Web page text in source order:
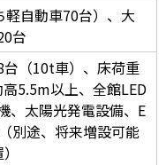
自動車70台）、大
台
台（10t車）、床荷重
5.5m以上、全館LED
、太陽光発電設備、E
別途、将来増設可能